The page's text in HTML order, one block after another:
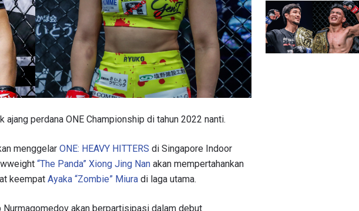
perdana ONE Championship di tahun 2022 nanti.
menggelar ONE: HEAVY HITTERS di Singapore Indoor
“The Panda” Xiong Jing Nan akan mempertahankan
keempat Ayaka “Zombie” Miura di laga utama.
akan berpartisipasi dalam debut